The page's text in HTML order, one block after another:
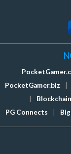
PocketGamer.biz
PG Connects